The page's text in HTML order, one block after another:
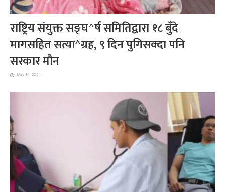
राष्ट्रिय संयुक्त सङ्घ^र्ष समितिद्वारा १८ बुँदे
मागसहित सत्या^ग्रह, ९ दिन पुगिसक्दा पनि
सरकार मौन
May 14, 2024